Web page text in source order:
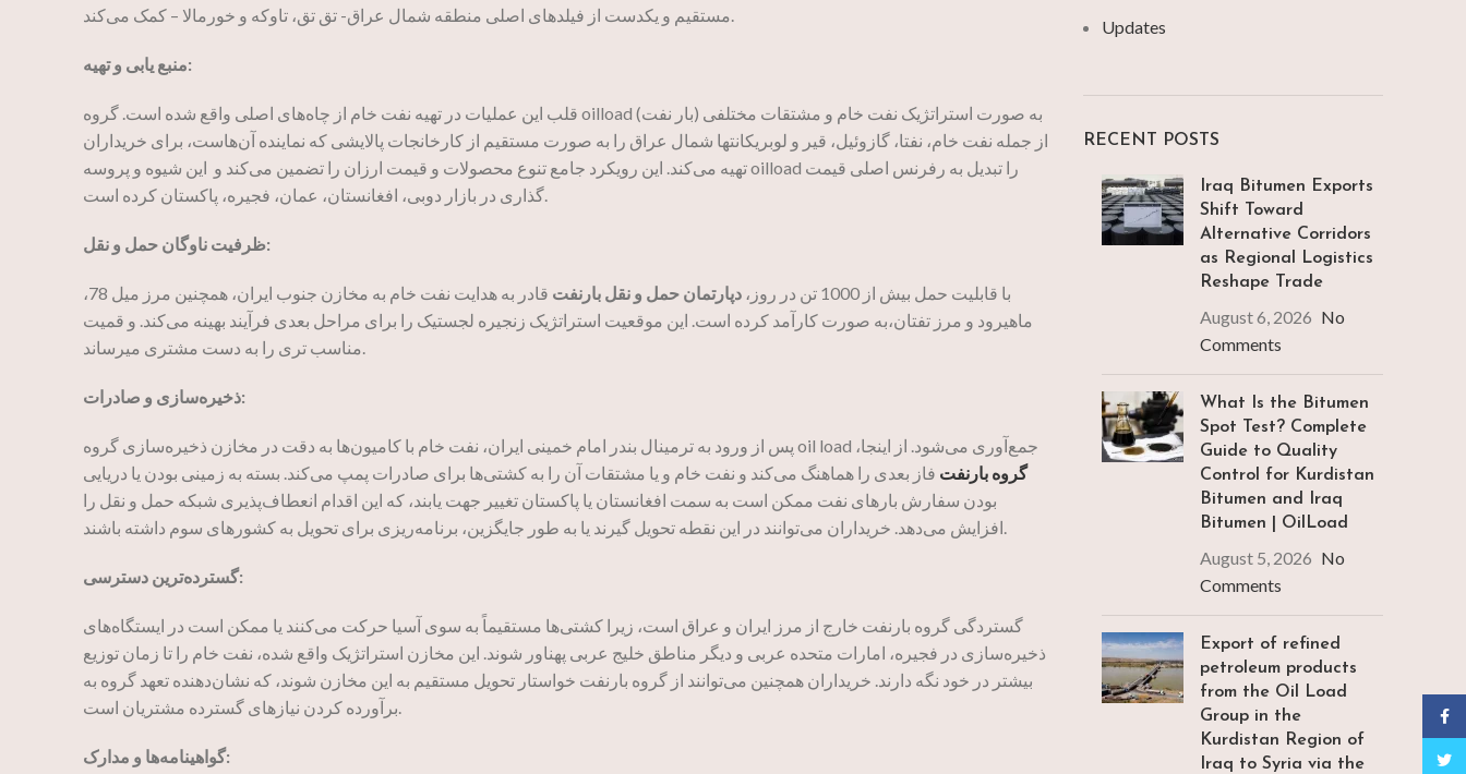
مستقیم و یکدست از فیلدهای اصلی منطقه شمال عراق- تق تق، تاوکه و خورمالا – کمک می‌کند.
منبع یابی و تهیه:
قلب این عملیات در تهیه نفت خام از چاه‌های اصلی واقع شده است. گروه oilload (بار نفت) به صورت استراتژیک نفت خام و مشتقات مختلفی
از جمله نفت خام، نفتا، گازوئیل، قیر و لوبریکانتها شمال عراق را به صورت مستقیم از کارخانجات پالایشی که نماینده آن‌هاست، برای خریداران
تهیه می‌کند. این رویکرد جامع تنوع محصولات و قیمت ارزان را تضمین می‌کند و این شیوه و پروسه oilload را تبدیل به رفرنس اصلی قیمت
گذاری در بازار دوبی، افغانستان، عمان، فجیره، پاکستان کرده است.
ظرفیت ناوگان حمل و نقل:
با قابلیت حمل بیش از 1000 تن در روز، دپارتمان حمل و نقل بارنفت
قادر به هدایت نفت خام به مخازن جنوب ایران، همچنین مرز میل 78،
ماهیرود و مرز تفتان،به صورت کارآمد کرده است. این موقعیت استراتژیک زنجیره لجستیک را برای مراحل بعدی فرآیند بهینه می‌کند. و قمیت
مناسب تری را به دست مشتری میرساند.
ذخیره‌سازی و صادرات:
پس از ورود به ترمینال بندر امام خمینی ایران، نفت خام با کامیون‌ها به دقت در مخازن ذخیره‌سازی گروه oil load جمع‌آوری می‌شود. از اینجا،
گروه بارنفت فاز بعدی را هماهنگ می‌کند و نفت خام و یا مشتقات آن را به کشتی‌ها برای صادرات پمپ می‌کند. بسته به زمینی بودن یا دریایی
بودن سفارش بارهای نفت ممکن است به سمت افغانستان یا پاکستان تغییر جهت یابند، که این اقدام انعطاف‌پذیری شبکه حمل و نقل را
افزایش می‌دهد. خریداران می‌توانند در این نقطه تحویل گیرند یا به طور جایگزین، برنامه‌ریزی برای تحویل به کشورهای سوم داشته باشند.
گسترده‌ترین دسترسی:
گستردگی گروه بارنفت خارج از مرز ایران و عراق است، زیرا کشتی‌ها مستقیماً به سوی آسیا حرکت می‌کنند یا ممکن است در ایستگاه‌های
ذخیره‌سازی در فجیره، امارات متحده عربی و دیگر مناطق خلیج عربی پهناور شوند. این مخازن استراتژیک واقع شده، نفت خام را تا زمان توزیع
بیشتر در خود نگه دارند. خریداران همچنین می‌توانند از گروه بارنفت خواستار تحویل مستقیم به این مخازن شوند، که نشان‌دهنده تعهد گروه به
برآورده کردن نیازهای گسترده مشتریان است.
گواهینامه‌ها و مدارک:
Updates
RECENT POSTS
Iraq Bitumen Exports
Shift Toward
Alternative Corridors
as Regional Logistics
Reshape Trade
August 6, 2026 No
Comments
What Is the Bitumen
Spot Test? Complete
Guide to Quality
Control for Kurdistan
Bitumen and Iraq
Bitumen | OilLoad
August 5, 2026 No
Comments
Export of refined
petroleum products
from the Oil Load
Group in the
Kurdistan Region of
Iraq to Syria via the